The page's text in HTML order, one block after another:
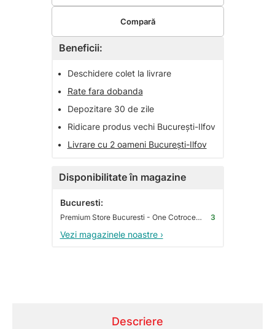
Beneficii:
•
Deschidere colet la livrare
•
Rate fara dobanda
•
Depozitare 30 de zile
•
Ridicare produs vechi București-Ilfov
•
Livrare cu 2 oameni București-Ilfov
Disponibilitate în magazine
Bucuresti:
Premium Store Bucuresti - One Cotroceni Park 3
Vezi magazinele noastre ›
Compară
Descriere